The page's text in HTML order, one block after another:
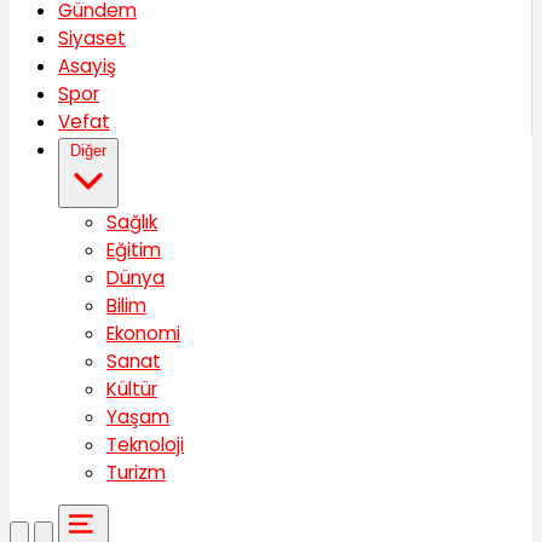
Gündem
Siyaset
Asayiş
Spor
Vefat
Diğer
Sağlık
Eğitim
Dünya
Bilim
Ekonomi
Sanat
Kültür
Yaşam
Teknoloji
Turizm